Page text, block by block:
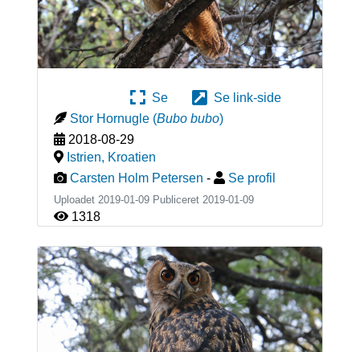
Se
Se link-side
Stor Hornugle (Bubo bubo)
2018-08-29
Istrien, Kroatien
Carsten Holm Petersen - Se profil
Uploadet 2019-01-09 Publiceret 2019-01-09
1318